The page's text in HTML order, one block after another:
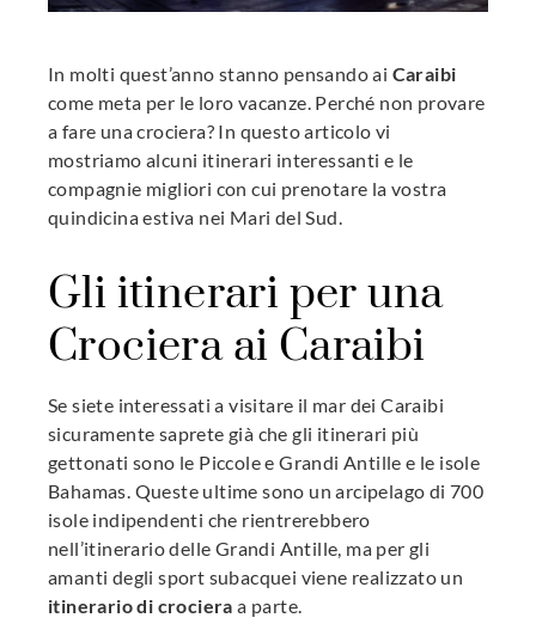
In molti quest’anno stanno pensando ai Caraibi
come meta per le loro vacanze. Perché non provare
a fare una crociera? In questo articolo vi
mostriamo alcuni itinerari interessanti e le
compagnie migliori con cui prenotare la vostra
quindicina estiva nei Mari del Sud.
Gli itinerari per una
Crociera ai Caraibi
Se siete interessati a visitare il mar dei Caraibi
sicuramente saprete già che gli itinerari più
gettonati sono le Piccole e Grandi Antille e le isole
Bahamas. Queste ultime sono un arcipelago di 700
isole indipendenti che rientrerebbero
nell’itinerario delle Grandi Antille, ma per gli
amanti degli sport subacquei viene realizzato un
itinerario di crociera a parte.